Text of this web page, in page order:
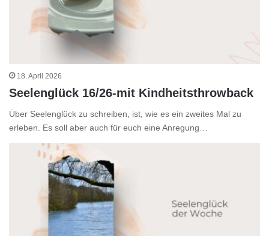
18. April 2026
Seelenglück 16/26-mit Kindheitsthrowback
Über Seelenglück zu schreiben, ist, wie es ein zweites Mal zu
erleben. Es soll aber auch für euch eine Anregung…